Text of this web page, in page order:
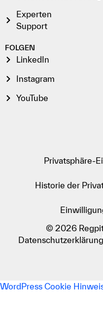
Experten
Support
FOLGEN
LinkedIn
Instagram
YouTube
Privatsphäre-
Historie der
© 2026
Datenschutzerklärung
WordPress Cookie